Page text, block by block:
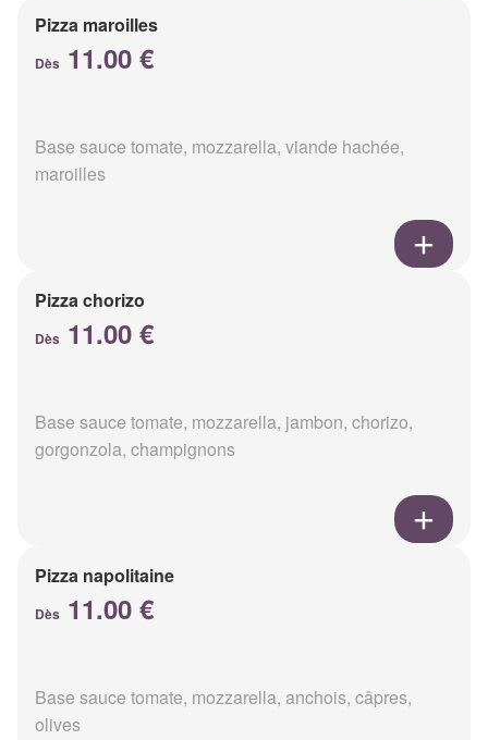
Pizza maroilles
Dès 11.00 €
Base sauce tomate, mozzarella, viande hachée,
maroilles
Pizza chorizo
Dès 11.00 €
Base sauce tomate, mozzarella, jambon, chorizo,
gorgonzola, champignons
Pizza napolitaine
Dès 11.00 €
Base sauce tomate, mozzarella, anchois, câpres,
olives